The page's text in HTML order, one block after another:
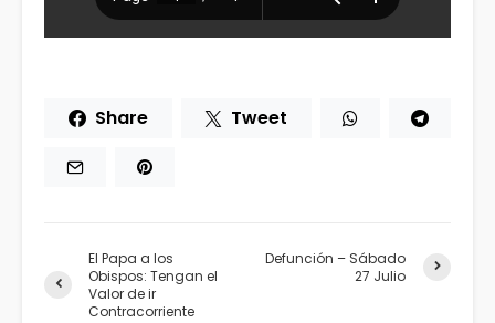
Share Tweet
El Papa a los
Obispos: Tengan el
Valor de ir
Contracorriente
Defunción – Sábado
27 Julio